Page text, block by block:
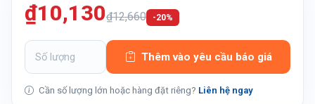
₫10,130₫12,660 -20%
Thêm vào yêu cầu báo giá
Cần số lượng lớn hoặc hàng đặt riêng? Liên hệ ngay